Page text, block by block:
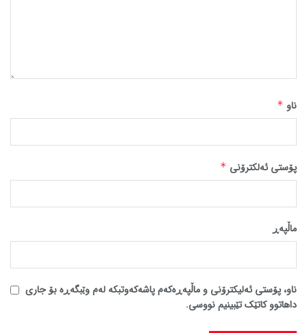
ناو *
پۆستی ئەلکترۆنی *
ماڵپه‌ڕ
ناو، پۆستی ئەلیکترۆنی و ماڵپەڕەکەم پاشەکەوتبکە لەم وێبگەڕە بۆ جاری
داهاتوو کاتێک تێبینیم نووسی.